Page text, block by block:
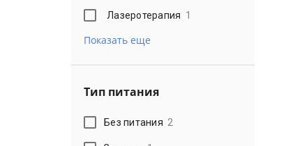
Лазеротерапия 1
Показать еще
Тип питания
Без питания 2